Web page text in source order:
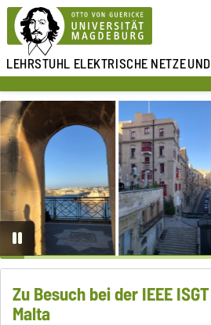
LEHRSTUHL ELEKTRISCHE NETZE
Zu Besuch bei der IEEE
Malta